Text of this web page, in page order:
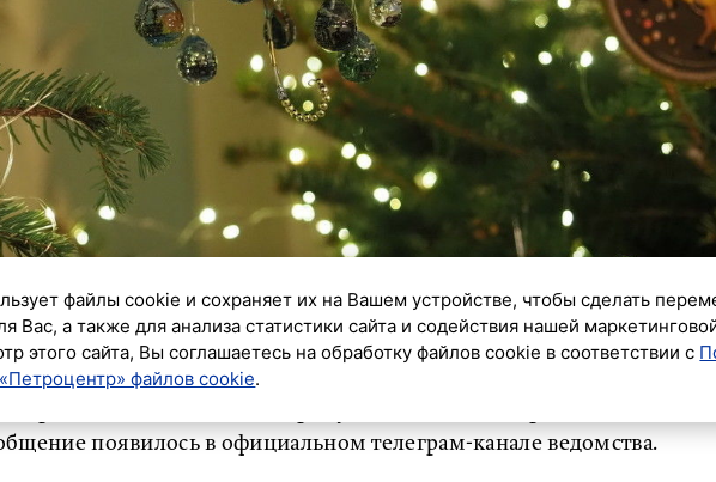
дневник»
года в пресс-службе МЧС Санкт-Петербурга напомнили жителям
правилах безопасности при установке дома праздничной ели.
появилось в официальном телеграм-канале ведомства.
файлы cookie и сохраняет их на Вашем устройстве, чтобы сделать
Вас, а также для анализа статистики сайта и содействия нашей
этого сайта, Вы соглашаетесь на обработку файлов cookie в соответствии с
файлов cookie.